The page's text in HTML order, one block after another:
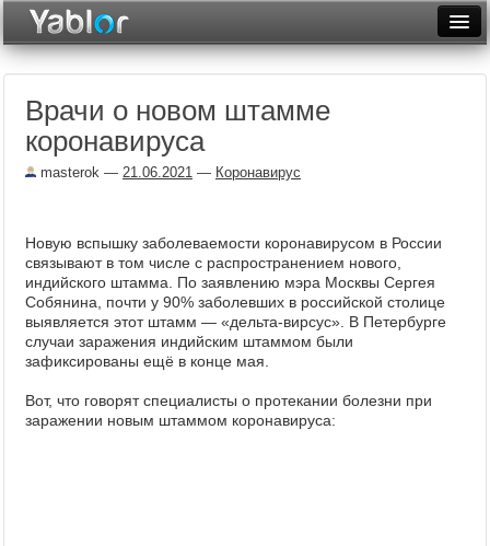
Неделя
Архив
Фототоп
Видеотоп
Врачи о новом штамме
коронавируса
masterok — 21.06.2021 — Коронавирус
Новую вспышку заболеваемости коронавирусом в России
связывают в том числе с распространением нового,
индийского штамма. По заявлению мэра Москвы Сергея
Собянина, почти у 90% заболевших в российской столице
выявляется этот штамм — «дельта-вирсус». В Петербурге
случаи заражения индийским штаммом были
зафиксированы ещё в конце мая.
Вот, что говорят специалисты о протекании болезни при
заражении новым штаммом коронавируса: